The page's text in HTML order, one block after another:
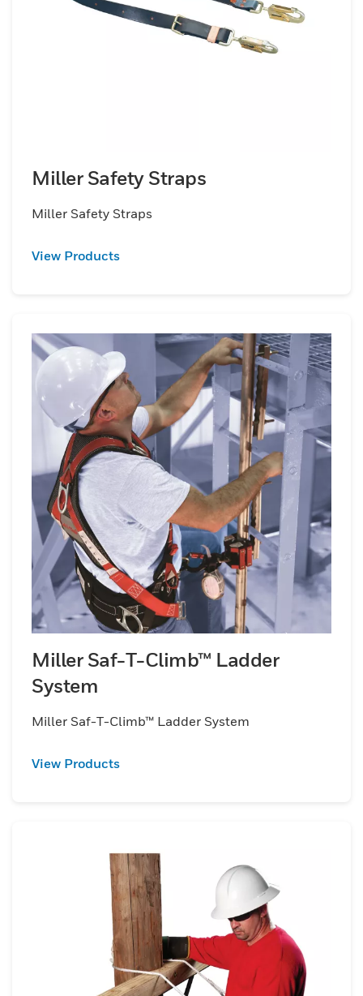
Miller Safety Straps
Miller Safety Straps
View Products
Miller Saf-T-Climb™ Ladder
System
Miller Saf-T-Climb™ Ladder System
View Products